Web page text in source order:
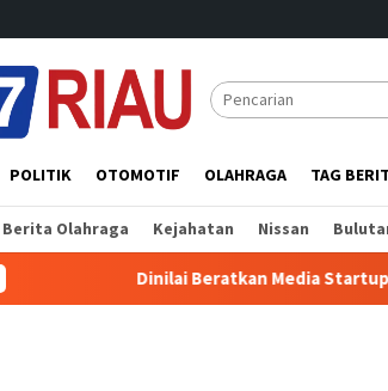
POLITIK OTOMOTIF OLAHRAGA TAG
Berita Olahraga Kejahatan Nissan
Dinilai Beratkan Media Startup SMSI